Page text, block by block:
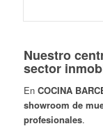
Nuestro
sector
En COCINA
showroom de
profesionales.